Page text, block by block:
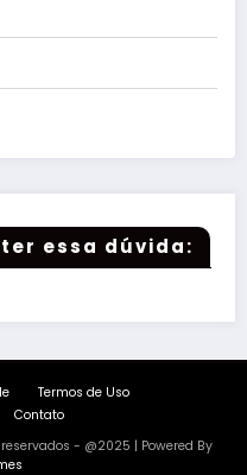
essa dúvida:
Termos de Uso
Contato
- @2025 | Powered By